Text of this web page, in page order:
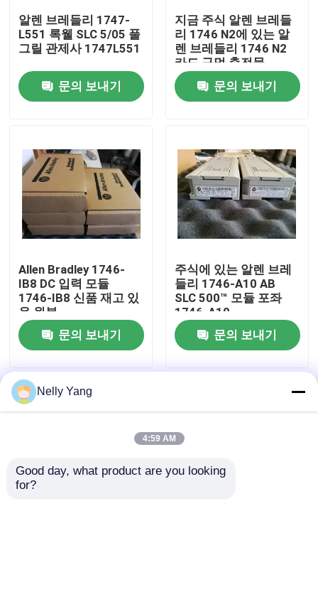
품질 관리
저희와 연락
인용 을 요청 하십시오
plc 예비 품목
굽게 네바다 부속
ABB 단위
제네랄 일랙트릭 plc
Honeywell 예비 품목
알렌 브레들리 1747-
L551 록웰 SLC 5/05 풀
그릴 관제사 1747L551
문의 보내기
지금 주식 알렌 브레들
리 1746 N2에 있는 알
렌 브레들리 1746 N2
카드 구멍 충전물
문의 보내기
Allen Bradley 1746-
IB8 DC 입력 모듈
1746-IB8 신품 재고 있
음 원본
문의 보내기
주식에 있는 알렌 브레
들리 1746-A10 AB
SLC 500™ 모듈 포좌
1746-A10
문의 보내기
홈
사이트맵
개인정보 보호 정책
품질plc 예비 품목중국 공장.Copyright © 2026
Nelly Yang
4:59 AM
Good day, what product are you looking
for?